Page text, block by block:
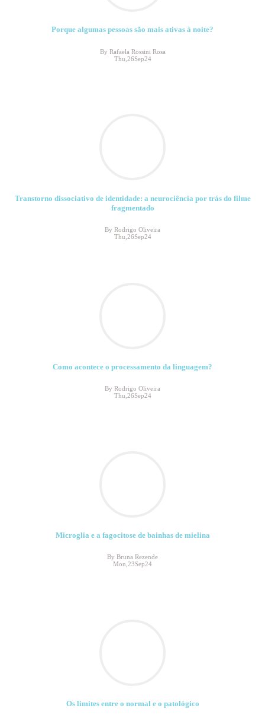
Porque algumas pessoas são mais ativas à noite?
By Rafaela Rossini Rosa
Thu,26Sep24
Transtorno dissociativo de identidade: a neurociência por trás do filme
fragmentado
By Rodrigo Oliveira
Thu,26Sep24
Como acontece o processamento da linguagem?
By Rodrigo Oliveira
Thu,26Sep24
Microglia e a fagocitose de bainhas de mielina
By Bruna Rezende
Mon,23Sep24
Os limites entre o normal e o patológico